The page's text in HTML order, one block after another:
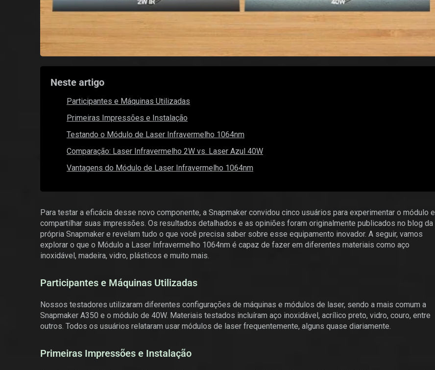
Neste artigo
Participantes e Máquinas Utilizadas
Primeiras Impressões e Instalação
Testando o Módulo de Laser Infravermelho 1064nm
Comparação: Laser Infravermelho 2W vs. Laser Azul 40W
Vantagens do Módulo de Laser Infravermelho 1064nm
Para testar a eficácia desse novo componente, a Snapmaker convidou cinco usuários para experimentar o módulo e
compartilhar suas impressões. Os resultados detalhados e as opiniões foram originalmente publicados no blog da
própria Snapmaker e revelam tudo o que você precisa saber sobre esse equipamento inovador. A seguir, vamos
explorar o que o Módulo a Laser Infravermelho 1064nm é capaz de fazer em diferentes materiais como aço
inoxidável, madeira, vidro, plásticos e muito mais.
Participantes e Máquinas Utilizadas
Nossos testadores utilizaram diferentes configurações de máquinas e módulos de laser, sendo a mais comum a
Snapmaker A350 e o módulo de 40W. Materiais testados incluíram aço inoxidável, acrílico preto, vidro, couro, entre
outros. Todos os usuários relataram usar módulos de laser frequentemente, alguns quase diariamente.
Primeiras Impressões e Instalação